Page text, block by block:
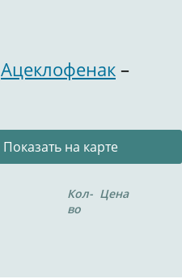
Ацеклофенак –
Показать на карте
Кол-
во
Цена